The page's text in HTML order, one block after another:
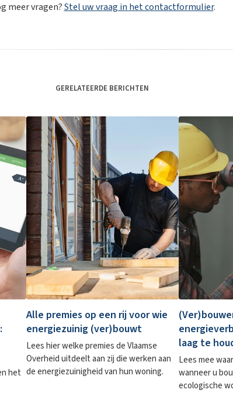
meer vragen?Stel uw vraag in het contactformulier.
GERELATEERDE BERICHTEN
het
Alle premies op een rij voor wie
energiezuinig (ver)bouwt
Lees hier welke premies de Vlaamse
Overheid uitdeelt aan zij die werken aan
de energiezuinigheid van hun woning.
laag te
Lees mee
wanneer u
ecologische